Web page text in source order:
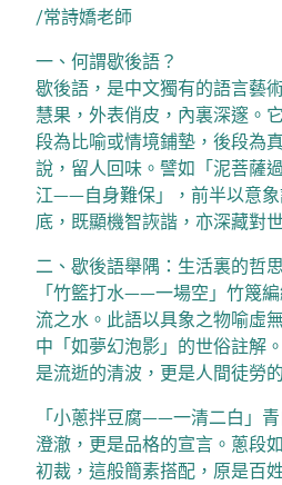
/常詩嬌老師
一、何謂歇後語？
歇後語，是中文獨有的語言藝
慧果，外表俏皮，內裏深邃。
段為比喻或情境鋪墊，後段為
說，留人回味。譬如「泥菩薩過
江——自身難保」，前半以意
底，既顯機智詼諧，亦深藏對
二、歇後語舉隅：生活裏的哲
「竹籃打水——一場空」竹篾
流之水。此語以具象之物喻虛
中「如夢幻泡影」的世俗註解
是流逝的清波，更是人間徒勞
「小蔥拌豆腐——一清二白」
澄澈，更是品格的宣言。蔥段
初裁，這般簡素搭配，原是百